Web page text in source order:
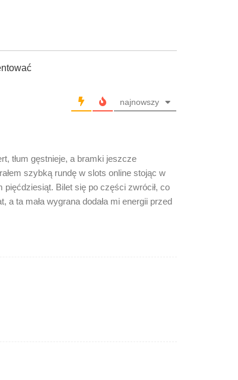
najnowszy
tłum gęstnieje, a bramki jeszcze
szybką rundę w slots online stojąc w
pięćdziesiąt. Bilet się po części zwrócił, co
a ta mała wygrana dodała mi energii przed